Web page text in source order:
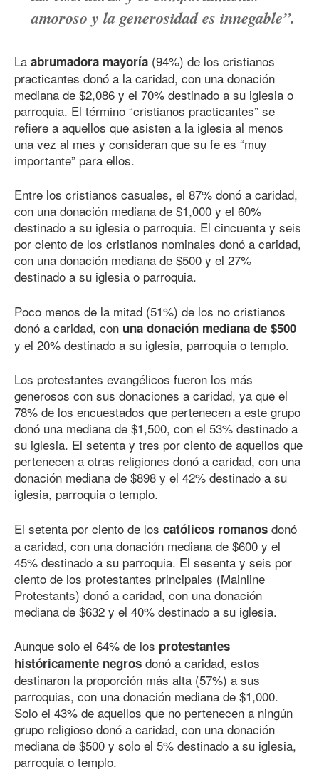
amoroso y la generosidad es innegable”.
La abrumadora mayoría (94%) de los cristianos
practicantes donó a la caridad, con una donación
mediana de $2,086 y el 70% destinado a su iglesia o
parroquia. El término “cristianos practicantes” se
refiere a aquellos que asisten a la iglesia al menos
una vez al mes y consideran que su fe es “muy
importante” para ellos.
Entre los cristianos casuales, el 87% donó a caridad,
con una donación mediana de $1,000 y el 60%
destinado a su iglesia o parroquia. El cincuenta y seis
por ciento de los cristianos nominales donó a caridad,
con una donación mediana de $500 y el 27%
destinado a su iglesia o parroquia.
Poco menos de la mitad (51%) de los no cristianos
donó a caridad, con una donación mediana de $500
y el 20% destinado a su iglesia, parroquia o templo.
Los protestantes evangélicos fueron los más
generosos con sus donaciones a caridad, ya que el
78% de los encuestados que pertenecen a este grupo
donó una mediana de $1,500, con el 53% destinado a
su iglesia. El setenta y tres por ciento de aquellos que
pertenecen a otras religiones donó a caridad, con una
donación mediana de $898 y el 42% destinado a su
iglesia, parroquia o templo.
El setenta por ciento de los católicos romanos donó
a caridad, con una donación mediana de $600 y el
45% destinado a su parroquia. El sesenta y seis por
ciento de los protestantes principales (Mainline
Protestants) donó a caridad, con una donación
mediana de $632 y el 40% destinado a su iglesia.
Aunque solo el 64% de los protestantes
históricamente negros donó a caridad, estos
destinaron la proporción más alta (57%) a sus
parroquias, con una donación mediana de $1,000.
Solo el 43% de aquellos que no pertenecen a ningún
grupo religioso donó a caridad, con una donación
mediana de $500 y solo el 5% destinado a su iglesia,
parroquia o templo.